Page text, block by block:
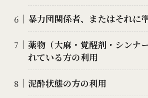
暴力団関係者、またはそれに
薬物（大麻・覚醒剤・シンナ
れている方の利用
泥酔状態の方の利用